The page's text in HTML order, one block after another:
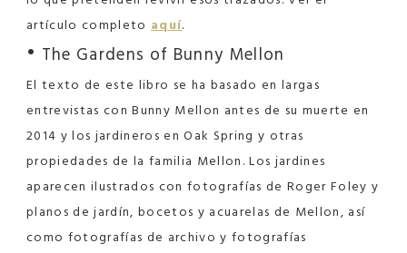
artículo completo aquí.
• The Gardens of Bunny Mellon
El texto de este libro se ha basado en largas
entrevistas con Bunny Mellon antes de su muerte en
2014 y los jardineros en Oak Spring y otras
propiedades de la familia Mellon. Los jardines
aparecen ilustrados con fotografías de Roger Foley y
planos de jardín, bocetos y acuarelas de Mellon, así
como fotografías de archivo y fotografías